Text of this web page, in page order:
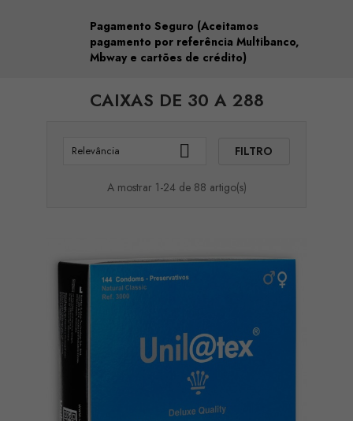
Pagamento Seguro (Aceitamos
pagamento por referência Multibanco,
Mbway e cartões de crédito)
CAIXAS DE 30 A 288
Relevância  FILTRO
A mostrar 1-24 de 88 artigo(s)